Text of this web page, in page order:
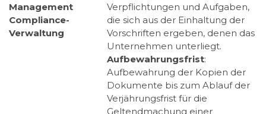
Management
Compliance-
Verwaltung
Verpflichtungen und Aufgaben,
die sich aus der Einhaltung der
Vorschriften ergeben, denen das
Unternehmen unterliegt.
Aufbewahrungsfrist:
Aufbewahrung der Kopien der
Dokumente bis zum Ablauf der
Verjährungsfrist für die
Geltendmachung einer